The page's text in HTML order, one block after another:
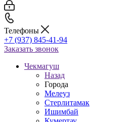
Телефоны
+7 (937) 845-41-94
Заказать звонок
Чекмагуш
Назад
Города
Мелеуз
Стерлитамак
Ишимбай